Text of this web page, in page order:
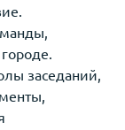
заседаний,